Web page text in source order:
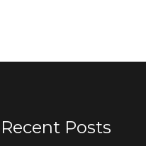
Recent Posts